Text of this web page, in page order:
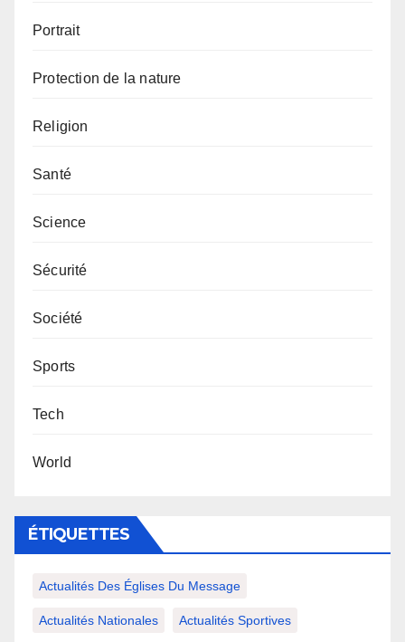
Portrait
Protection de la nature
Religion
Santé
Science
Sécurité
Société
Sports
Tech
World
ÉTIQUETTES
Actualités Des Églises Du Message
Actualités Nationales Actualités Sportives